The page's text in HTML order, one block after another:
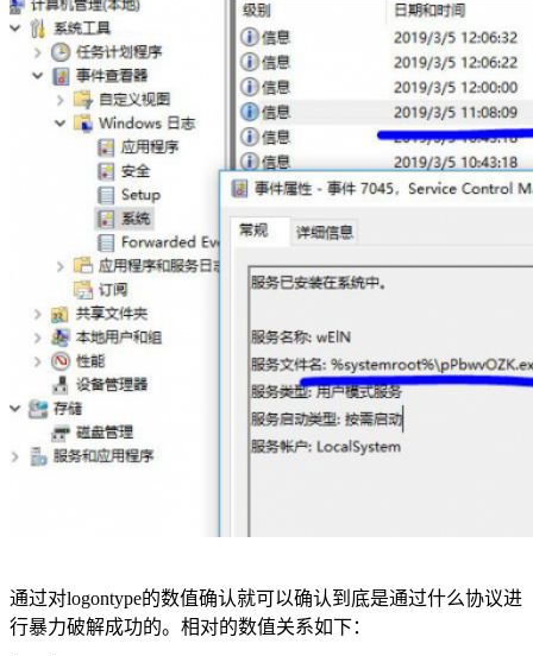
通过对logontype的数值确认就可以确认到底是通过什么协议进
行暴力破解成功的。相对的数值关系如下：